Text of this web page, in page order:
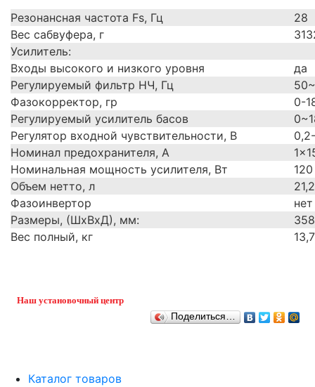
Резонансная частота Fs, Гц
28
Вес сабвуфера, г
Усилитель:
Входы высокого и низкого уровня
да
Регулируемый фильтр HЧ, Гц
Фазокорректор, гр
0-
Регулируемый усилитель басов
Регулятор входной чувствительности, В
Номинал предохранителя, А
Номинальная мощность усилителя, Вт
120
Объем нетто, л
21,2
Фазоинвертор
нет
Размеры, (ШxВxД), мм:
Вес полный, кг
13,7
Наш установочный центр
Поделиться…
Каталог товаров